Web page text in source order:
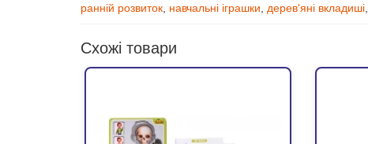
ранній розвиток, навчальні іграшки, дерев'яні вкладиші,
Схожі товари